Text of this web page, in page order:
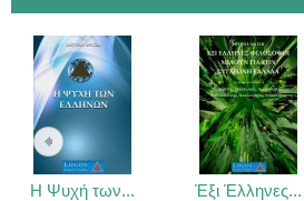
Η Ψυχή των... Έξι Έλληνες...